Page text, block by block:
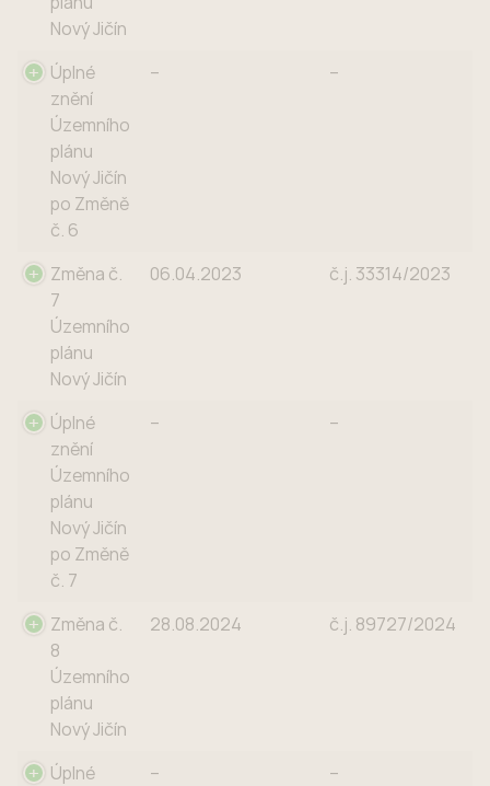
Nový Jičín
Úplné
znění
Územního
plánu
Nový Jičín
po Změně
č. 6
– –
Změna č.
7
Územního
plánu
Nový Jičín
06.04.2023 č.j. 33314/2023
Úplné
znění
Územního
plánu
Nový Jičín
po Změně
č. 7
– –
Změna č.
8
Územního
plánu
Nový Jičín
28.08.2024 č.j. 89727/2024
Úplné
– –